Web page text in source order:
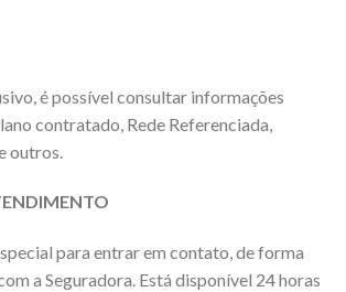
é possível consultar informações
contratado, Rede Referenciada,
outros.
para entrar em contato, de forma
a Seguradora. Está disponível 24 horas